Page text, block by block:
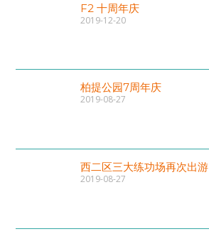
F2 十周年庆
2019-12-20
柏提公园7周年庆
2019-08-27
西二区三大练功场再次出游
2019-08-27